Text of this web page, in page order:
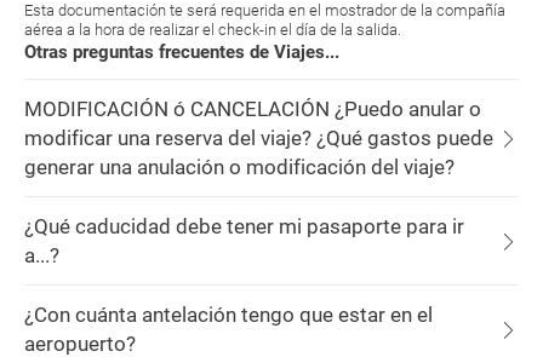
Esta documentación te será requerida en el mostrador de la compañía
aérea a la hora de realizar el check-in el día de la salida.
Otras preguntas frecuentes de Viajes...
MODIFICACIÓN ó CANCELACIÓN ¿Puedo anular o
modificar una reserva del viaje? ¿Qué gastos puede
generar una anulación o modificación del viaje?
¿Qué caducidad debe tener mi pasaporte para ir
a...?
¿Con cuánta antelación tengo que estar en el
aeropuerto?